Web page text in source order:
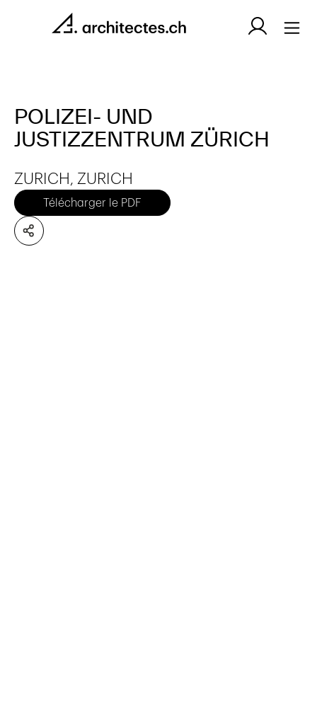
POLIZEI- UND
JUSTIZZENTRUM ZÜRICH
ZURICH, ZURICH
Télécharger le PDF